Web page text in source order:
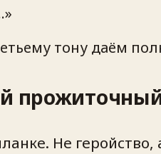
тону даём
Не геройство,